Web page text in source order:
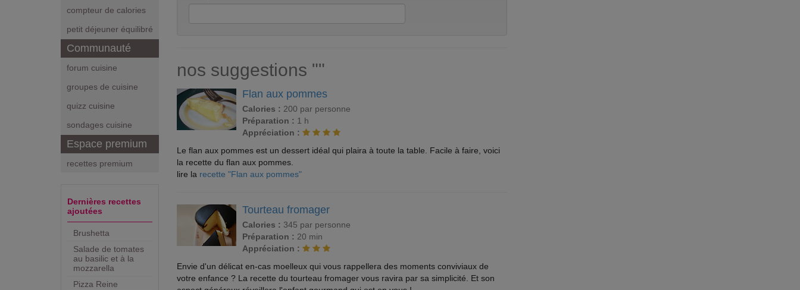
compteur de calories
petit déjeuner équilibré
Communauté
forum cuisine
groupes de cuisine
quizz cuisine
sondages cuisine
Espace premium
recettes premium
Dernières recettes
ajoutées
Brushetta
Salade de tomates
au basilic et à la
mozzarella
Pizza Reine
nos suggestions ""
Flan aux pommes
Calories : 200 par personne
Préparation : 1 h
Appréciation :
Le flan aux pommes est un dessert idéal qui plaira à toute la table. Facile à faire, voici
la recette du flan aux pommes.
lire la recette "Flan aux pommes"
Tourteau fromager
Calories : 345 par personne
Préparation : 20 min
Appréciation :
Envie d'un délicat en-cas moelleux qui vous rappellera des moments conviviaux de
votre enfance ? La recette du tourteau fromager vous ravira par sa simplicité. Et son